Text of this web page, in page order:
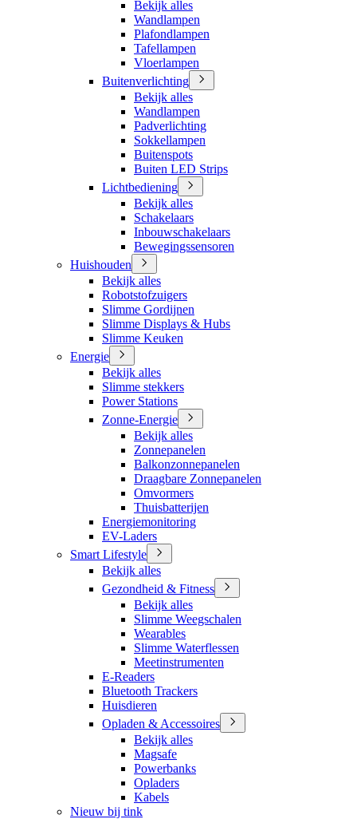
Bekijk alles
Wandlampen
Plafondlampen
Tafellampen
Vloerlampen
Buitenverlichting
Bekijk alles
Wandlampen
Padverlichting
Sokkellampen
Buitenspots
Buiten LED Strips
Lichtbediening
Bekijk alles
Schakelaars
Inbouwschakelaars
Bewegingssensoren
Huishouden
Bekijk alles
Robotstofzuigers
Slimme Gordijnen
Slimme Displays & Hubs
Slimme Keuken
Energie
Bekijk alles
Slimme stekkers
Power Stations
Zonne-Energie
Bekijk alles
Zonnepanelen
Balkonzonnepanelen
Draagbare Zonnepanelen
Omvormers
Thuisbatterijen
Energiemonitoring
EV-Laders
Smart Lifestyle
Bekijk alles
Gezondheid & Fitness
Bekijk alles
Slimme Weegschalen
Wearables
Slimme Waterflessen
Meetinstrumenten
E-Readers
Bluetooth Trackers
Huisdieren
Opladen & Accessoires
Bekijk alles
Magsafe
Powerbanks
Opladers
Kabels
Nieuw bij tink